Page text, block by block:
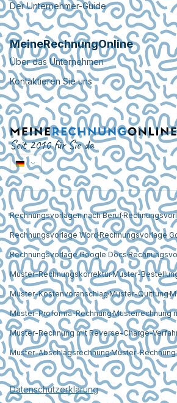
Der Unternehmer-Guide
MeineRechnungOnline
Über das Unternehmen
Kontaktieren Sie uns
Seit 2010 für Sie da
Rechnungsvorlagen nach Beruf
Rechnungsvorlage WordRechnungsvorlage
Rechnungsvorlage Google Docs
Muster-RechnungskorrekturMuster-
Muster-KostenvoranschlagMuster-Quittung
Muster-Proforma-RechnungMusterrechnung
Muster-Rechnung mit Reverse-Charge-
Muster-AbschlagsrechnungMuster-
Datenschutzerklärung